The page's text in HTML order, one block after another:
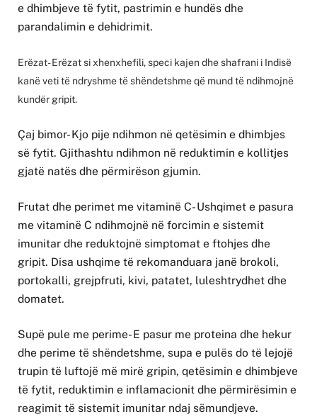
e dhimbjeve të fytit, pastrimin e hundës dhe
parandalimin e dehidrimit.
Erëzat- Erëzat si xhenxhefili, speci kajen dhe shafrani i Indisë
kanë veti të ndryshme të shëndetshme që mund të ndihmojnë
kundër gripit.
Çaj bimor- Kjo pije ndihmon në qetësimin e dhimbjes
së fytit. Gjithashtu ndihmon në reduktimin e kollitjes
gjatë natës dhe përmirëson gjumin.
Frutat dhe perimet me vitaminë C- Ushqimet e pasura
me vitaminë C ndihmojnë në forcimin e sistemit
imunitar dhe reduktojnë simptomat e ftohjes dhe
gripit. Disa ushqime të rekomanduara janë brokoli,
portokalli, grejpfruti, kivi, patatet, luleshtrydhet dhe
domatet.
Supë pule me perime- E pasur me proteina dhe hekur
dhe perime të shëndetshme, supa e pulës do të lejojë
trupin të luftojë më mirë gripin, qetësimin e dhimbjeve
të fytit, reduktimin e inflamacionit dhe përmirësimin e
reagimit të sistemit imunitar ndaj sëmundjeve.